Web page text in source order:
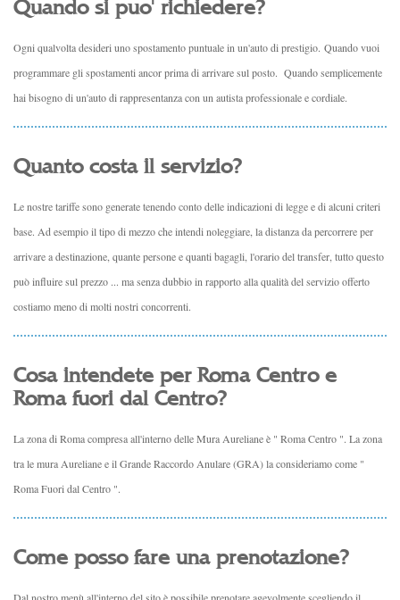
Quando si puo' richiedere?
Ogni qualvolta desideri uno spostamento puntuale in un'auto di prestigio. Quando vuoi
programmare gli spostamenti ancor prima di arrivare sul posto. Quando semplicemente
hai bisogno di un'auto di rappresentanza con un autista professionale e cordiale.
Quanto costa il servizio?
Le nostre tariffe sono generate tenendo conto delle indicazioni di legge e di alcuni criteri
base. Ad esempio il tipo di mezzo che intendi noleggiare, la distanza da percorrere per
arrivare a destinazione, quante persone e quanti bagagli, l'orario del transfer, tutto questo
può influire sul prezzo ... ma senza dubbio in rapporto alla qualità del servizio offerto
costiamo meno di molti nostri concorrenti.
Cosa intendete per Roma Centro e
Roma fuori dal Centro?
La zona di Roma compresa all'interno delle Mura Aureliane è " Roma Centro ". La zona
tra le mura Aureliane e il Grande Raccordo Anulare (GRA) la consideriamo come "
Roma Fuori dal Centro ".
Come posso fare una prenotazione?
Dal nostro menù all'interno del sito è possibile prenotare agevolmente scegliendo il